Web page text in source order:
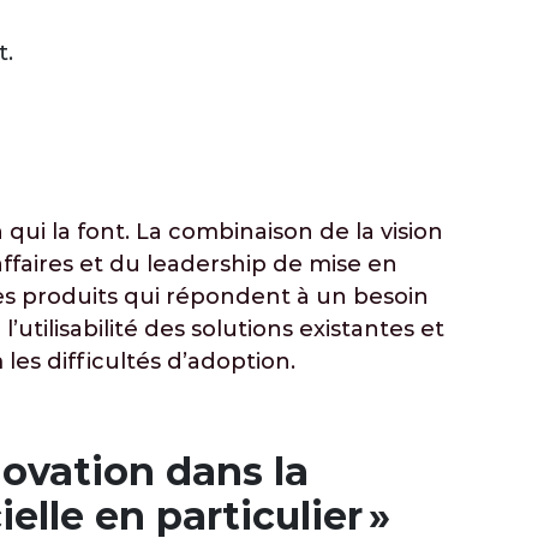
la font. La combinaison de la vision
et du leadership de mise en
produits qui répondent à un besoin
des solutions existantes et
difficultés d’adoption.
dans la
en particulier »